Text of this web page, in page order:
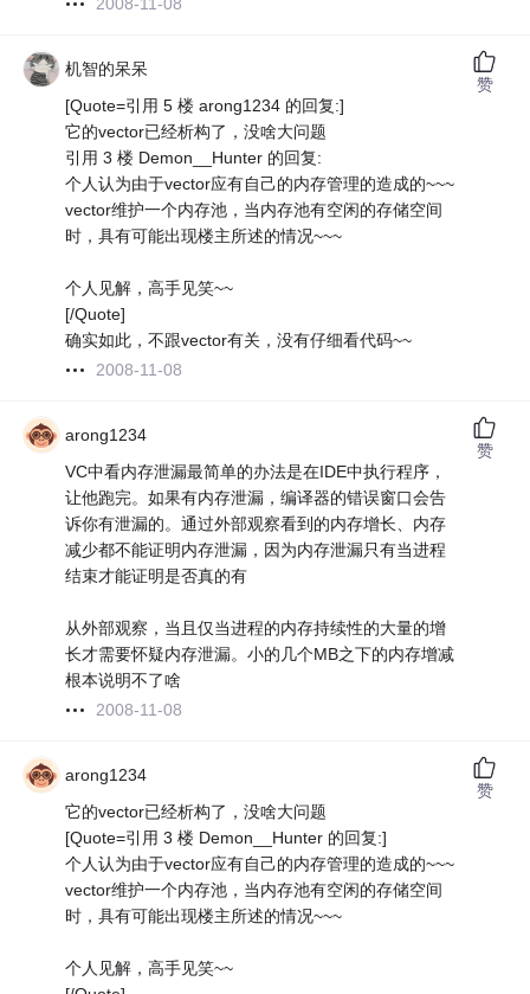
2008-11-08
机智的呆呆
[Quote=引用 5 楼 arong1234 的回复:]
它的vector已经析构了，没啥大问题
引用 3 楼 Demon__Hunter 的回复:
个人认为由于vector应有自己的内存管理的造成的~~~
vector维护一个内存池，当内存池有空闲的存储空间
时，具有可能出现楼主所述的情况~~~
个人见解，高手见笑~~
[/Quote]
确实如此，不跟vector有关，没有仔细看代码~~
2008-11-08
赞
arong1234
VC中看内存泄漏最简单的办法是在IDE中执行程序，
让他跑完。如果有内存泄漏，编译器的错误窗口会告
诉你有泄漏的。通过外部观察看到的内存增长、内存
减少都不能证明内存泄漏，因为内存泄漏只有当进程
结束才能证明是否真的有
从外部观察，当且仅当进程的内存持续性的大量的增
长才需要怀疑内存泄漏。小的几个MB之下的内存增减
根本说明不了啥
2008-11-08
赞
arong1234
它的vector已经析构了，没啥大问题
[Quote=引用 3 楼 Demon__Hunter 的回复:]
个人认为由于vector应有自己的内存管理的造成的~~~
vector维护一个内存池，当内存池有空闲的存储空间
时，具有可能出现楼主所述的情况~~~
个人见解，高手见笑~~
赞